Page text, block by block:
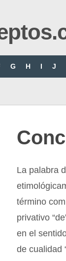
G H I J
La palabra
término
privativo
en el
de cualidad